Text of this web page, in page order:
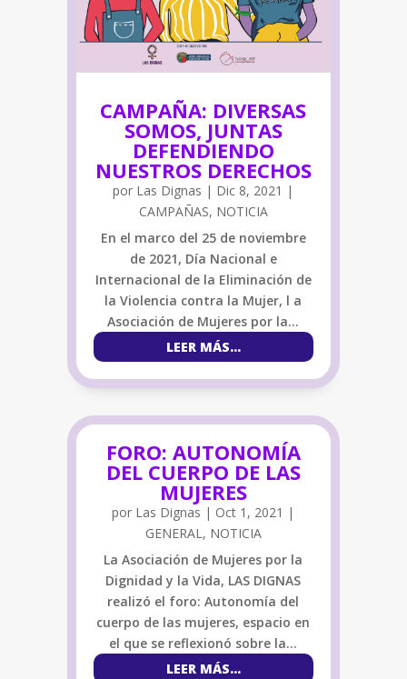
CAMPAÑA: DIVERSAS
SOMOS, JUNTAS
DEFENDIENDO
NUESTROS DERECHOS
por Las Dignas | Dic 8, 2021 |
CAMPAÑAS, NOTICIA
En el marco del 25 de noviembre
de 2021, Día Nacional e
Internacional de la Eliminación de
la Violencia contra la Mujer, l a
Asociación de Mujeres por la…
LEER MÁS…
FORO: AUTONOMÍA
DEL CUERPO DE LAS
MUJERES
por Las Dignas | Oct 1, 2021 |
GENERAL, NOTICIA
La Asociación de Mujeres por la
Dignidad y la Vida, LAS DIGNAS
realizó el foro: Autonomía del
cuerpo de las mujeres, espacio en
el que se reflexionó sobre la…
LEER MÁS…